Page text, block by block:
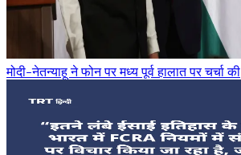
मोदी-नेतन्याहू ने फोन पर मध्य पूर्व हालात पर चर्चा की